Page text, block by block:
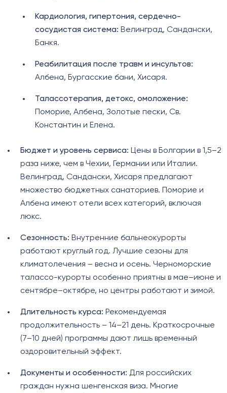
Кардиология, гипертония, сердечно-
сосудистая система: Велинград, Сандански,
Банкя.
Реабилитация после травм и инсультов:
Албена, Бургасские бани, Хисаря.
Талассотерапия, детокс, омоложение:
Поморие, Албена, Золотые пески, Св.
Константин и Елена.
Бюджет и уровень сервиса: Цены в Болгарии в 1,5–2
раза ниже, чем в Чехии, Германии или Италии.
Велинград, Сандански, Хисаря предлагают
множество бюджетных санаториев. Поморие и
Албена имеют отели всех категорий, включая
люкс.
Сезонность: Внутренние бальнеокурорты
работают круглый год. Лучшие сезоны для
климатолечения – весна и осень. Черноморские
талассо-курорты особенно приятны в мае–июне и
сентябре–октябре, но центры работают и зимой.
Длительность курса: Рекомендуемая
продолжительность – 14–21 день. Краткосрочные
(7–10 дней) программы дают лишь временный
оздоровительный эффект.
Документы и особенности: Для российских
граждан нужна шенгенская виза. Многие